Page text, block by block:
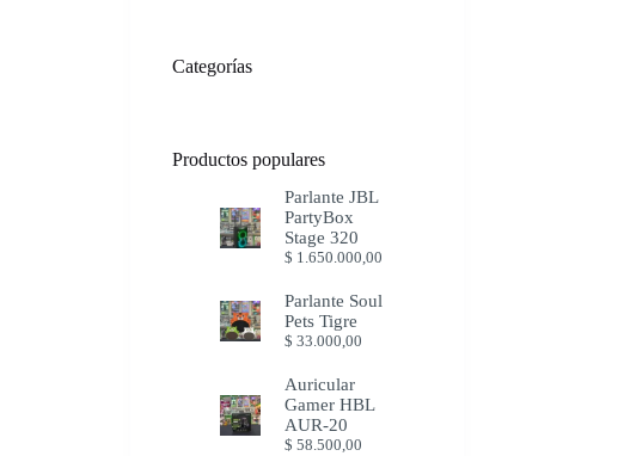
Categorías
Productos populares
Parlante JBL
PartyBox
Stage 320
$ 1.650.000,00
Parlante Soul
Pets Tigre
$ 33.000,00
Auricular
Gamer HBL
AUR-20
$ 58.500,00